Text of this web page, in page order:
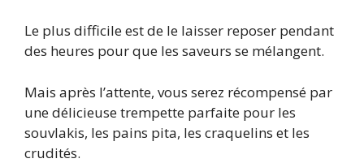
Le plus difficile est de le laisser reposer pendant
des heures pour que les saveurs se mélangent.
Mais après l’attente, vous serez récompensé par
une délicieuse trempette parfaite pour les
souvlakis, les pains pita, les craquelins et les
crudités.